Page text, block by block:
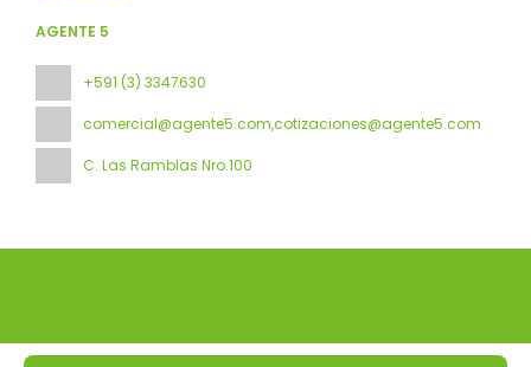
AGENTE 5
+591 (3) 3347630
comercial@agente5.com,cotizaciones@agente5.com
C. Las Ramblas Nro.100
Todos los derechos reservados Agente 5 © 2026 Política de